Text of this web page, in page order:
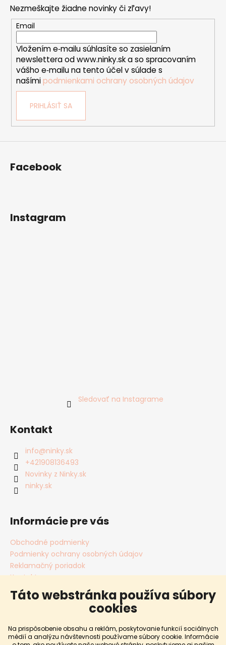
Táto webstránka používa súbory
cookies
Na prispôsobenie obsahu a reklám, poskytovanie funkcií sociálnych
médií a analýzu návštevnosti používame súbory cookie. Informácie
Nezmeškajte žiadne novinky či zľavy!
Email
Vložením e‑mailu súhlasíte so zasielaním
newslettera od www.ninky.sk a so spracovaním
vášho e‑mailu na tento účel v súlade s
našími podmienkami ochrany osobných údajov
PRIHLÁSIŤ SA
Facebook
Instagram
Sledovať na Instagrame
Kontakt
info@ninky.sk
+421908136493
Novinky z Ninky.sk
ninky.sk
Informácie pre vás
Obchodné podmienky
Podmienky ochrany osobných údajov
Reklamačný poriadok
Kontakty
Cookies
Blog
Predávané značky
Hodnotenie obchodu